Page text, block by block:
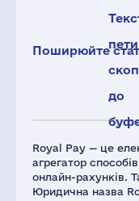
Royal Pay — це
агрегатор
онлайн-рахунків.
Юридична назва
до
Поширюйте